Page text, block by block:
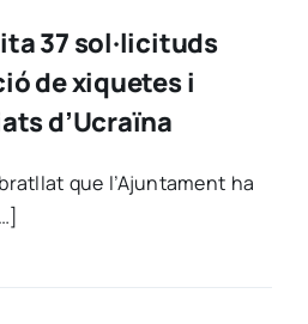
37 sol·licituds
de xiquetes i
d’Ucraïna
que l’Ajuntament ha